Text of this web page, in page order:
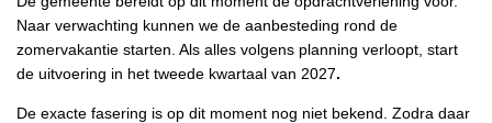
Naar verwachting kunnen we de aanbesteding rond de
zomervakantie starten. Als alles volgens planning verloopt, start
de uitvoering in het tweede kwartaal van 2027.
De exacte fasering is op dit moment nog niet bekend. Zodra daar